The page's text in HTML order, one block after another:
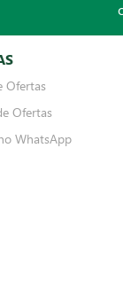
Ofertas
Ofertas
WhatsApp